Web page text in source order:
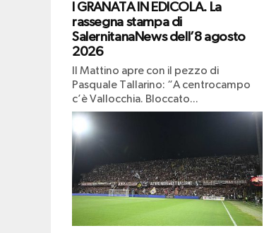
I GRANATA IN EDICOLA. La
rassegna stampa di
SalernitanaNews dell’8 agosto
2026
Il Mattino apre con il pezzo di
Pasquale Tallarino: “A centrocampo
c’è Vallocchia. Bloccato...